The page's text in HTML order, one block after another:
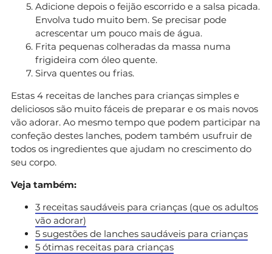
Adicione depois o feijão escorrido e a salsa picada.
Envolva tudo muito bem. Se precisar pode
acrescentar um pouco mais de água.
Frita pequenas colheradas da massa numa
frigideira com óleo quente.
Sirva quentes ou frias.
Estas 4 receitas de lanches para crianças simples e
deliciosos são muito fáceis de preparar e os mais novos
vão adorar. Ao mesmo tempo que podem participar na
confeção destes lanches, podem também usufruir de
todos os ingredientes que ajudam no crescimento do
seu corpo.
Veja também:
3 receitas saudáveis para crianças (que os adultos
vão adorar)
5 sugestões de lanches saudáveis para crianças
5 ótimas receitas para crianças